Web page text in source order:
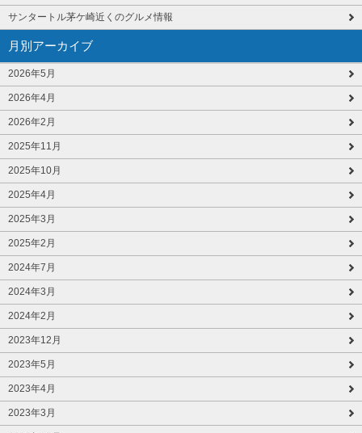
サンタートル茅ケ崎近くのグルメ情報
月別アーカイブ
2026年5月
2026年4月
2026年2月
2025年11月
2025年10月
2025年4月
2025年3月
2025年2月
2024年7月
2024年3月
2024年2月
2023年12月
2023年5月
2023年4月
2023年3月